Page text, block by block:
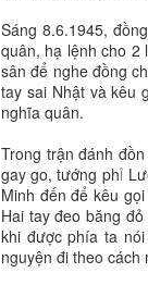
Sáng 8.6.1945,
quân, hạ lệnh cho 2
sân để nghe đồng
tay sai Nhật và kêu
nghĩa quân.
Trong trận đánh
gay go, tướng phỉ
Minh đến để kêu
Hai tay đeo băng
khi được phía ta
nguyện đi theo cách